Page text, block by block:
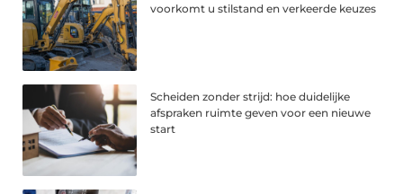
voorkomt u stilstand en verkeerde keuzes
Scheiden zonder strijd: hoe duidelijke
afspraken ruimte geven voor een nieuwe
start